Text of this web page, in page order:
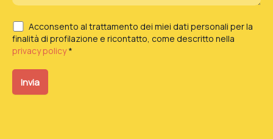
Acconsento al trattamento dei miei dati personali per la
finalità di profilazione e ricontatto, come descritto nella
privacy policy*